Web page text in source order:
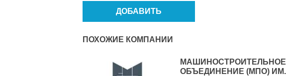
ПОХОЖИЕ КОМПАНИИ
ОБЪЕДИНЕНИЕ (МПО)